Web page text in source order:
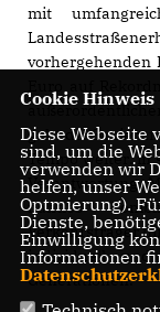
mit
vorhergehenden
geht die
Tempo weiter: in
Verantwortung.
nahtlos
Verkehrsträger
individuell und
Generationen.
Cookie Hinweis
Diese Webseite
sind, um die
verwenden wir
helfen, unser
Optmierung).
Dienste,
Einwilligung
Informationen